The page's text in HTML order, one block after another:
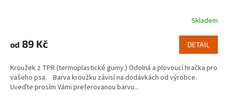
Skladem
od 89 Kč DETAIL
Kroužek z TPR (termoplastické gumy.) Odolná a plovoucí hračka pro
vašeho psa. Barva kroužku závisí na dodávkách od výrobce.
Uveďte prosím Vámi preferovanou barvu...